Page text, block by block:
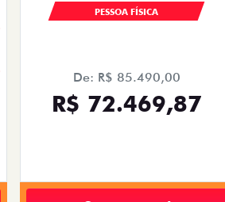
PESSOA FÍSICA
De: R$ 85.490,00
R$ 72.469,87